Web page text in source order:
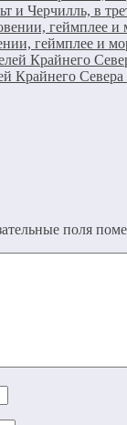
и Черчилль, в
геймплее и
Севера
поля